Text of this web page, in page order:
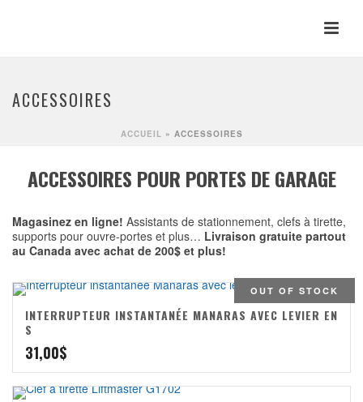
ACCESSOIRES
ACCUEIL » ACCESSOIRES
ACCESSOIRES POUR PORTES DE GARAGE
Magasinez en ligne! Assistants de stationnement, clefs à tirette,
supports pour ouvre-portes et plus… Livraison gratuite partout
au Canada avec achat de 200$ et plus!
OUT OF STOCK
INTERRUPTEUR INSTANTANÉE MANARAS AVEC LEVIER EN
S
31,00$